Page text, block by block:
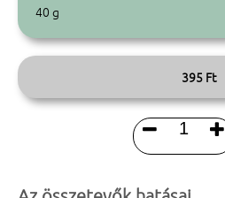
40 g
395 Ft
 